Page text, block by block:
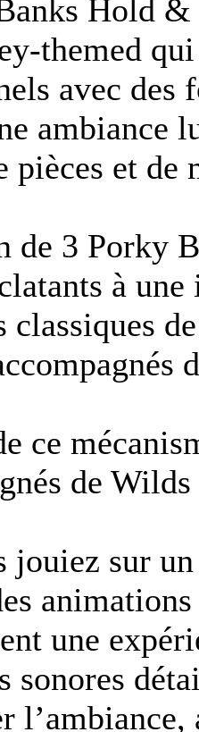
Hold
themed
avec des
ambiance
pièces et de
de 3 Porky
à une
classiques
ce
de
jouiez sur
une
sonores